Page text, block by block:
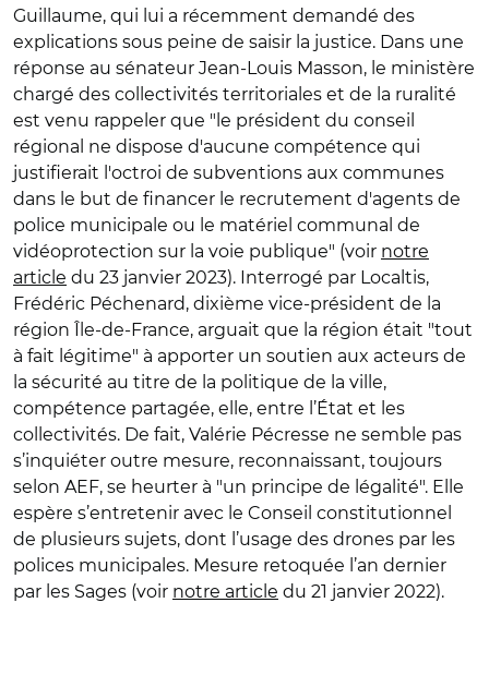
Guillaume, qui lui a récemment demandé des
explications sous peine de saisir la justice. Dans une
réponse au sénateur Jean-Louis Masson, le ministère
chargé des collectivités territoriales et de la ruralité
est venu rappeler que "le président du conseil
régional ne dispose d'aucune compétence qui
justifierait l'octroi de subventions aux communes
dans le but de financer le recrutement d'agents de
police municipale ou le matériel communal de
vidéoprotection sur la voie publique" (voir notre
article du 23 janvier 2023). Interrogé par Localtis,
Frédéric Péchenard, dixième vice-président de la
région Île-de-France, arguait que la région était "tout
à fait légitime" à apporter un soutien aux acteurs de
la sécurité au titre de la politique de la ville,
compétence partagée, elle, entre l’État et les
collectivités. De fait, Valérie Pécresse ne semble pas
s’inquiéter outre mesure, reconnaissant, toujours
selon AEF, se heurter à "un principe de légalité". Elle
espère s’entretenir avec le Conseil constitutionnel
de plusieurs sujets, dont l’usage des drones par les
polices municipales. Mesure retoquée l’an dernier
par les Sages (voir notre article du 21 janvier 2022).